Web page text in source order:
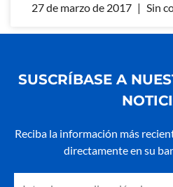
27 de marzo de 2017 Sin
SUSCRÍBASE A
Reciba la información más
directamente en su